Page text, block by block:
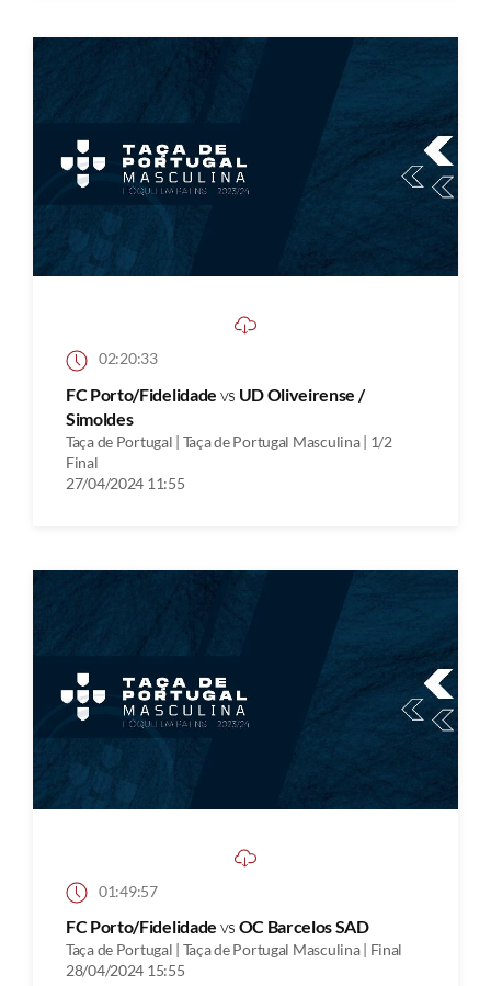
02:20:33
FC Porto/Fidelidade vs UD Oliveirense /
Simoldes
Taça de Portugal | Taça de Portugal Masculina | 1/2
Final
27/04/2024 11:55
01:49:57
FC Porto/Fidelidade vs OC Barcelos SAD
Taça de Portugal | Taça de Portugal Masculina | Final
28/04/2024 15:55